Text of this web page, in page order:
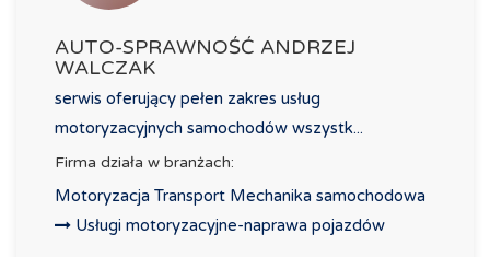
AUTO-SPRAWNOŚĆ ANDRZEJ
WALCZAK
serwis oferujący pełen zakres usług
motoryzacyjnych samochodów wszystk...
Firma działa w branżach:
Motoryzacja Transport Mechanika samochodowa
Usługi motoryzacyjne-naprawa pojazdów